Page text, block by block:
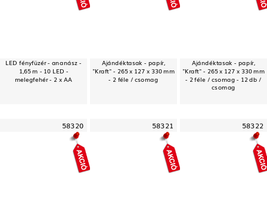
LED fényfüzér - ananász -
1,65 m - 10 LED -
melegfehér - 2 x AA
Ajándéktasak - papír,
"Kraft" - 265 x 127 x 330 mm
- 2 féle / csomag
Ajándéktasak - papír,
"Kraft" - 265 x 127 x 330 mm
- 2 féle / csomag - 12 db /
csomag
58320 58321 58322